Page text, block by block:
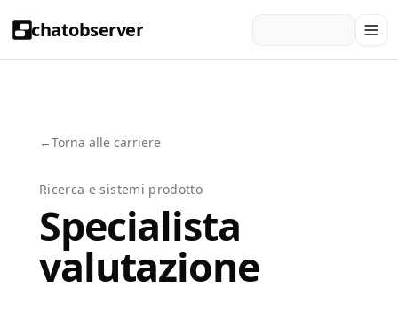
chatobserver
←Torna alle carriere
Ricerca e sistemi prodotto
Specialista
valutazione